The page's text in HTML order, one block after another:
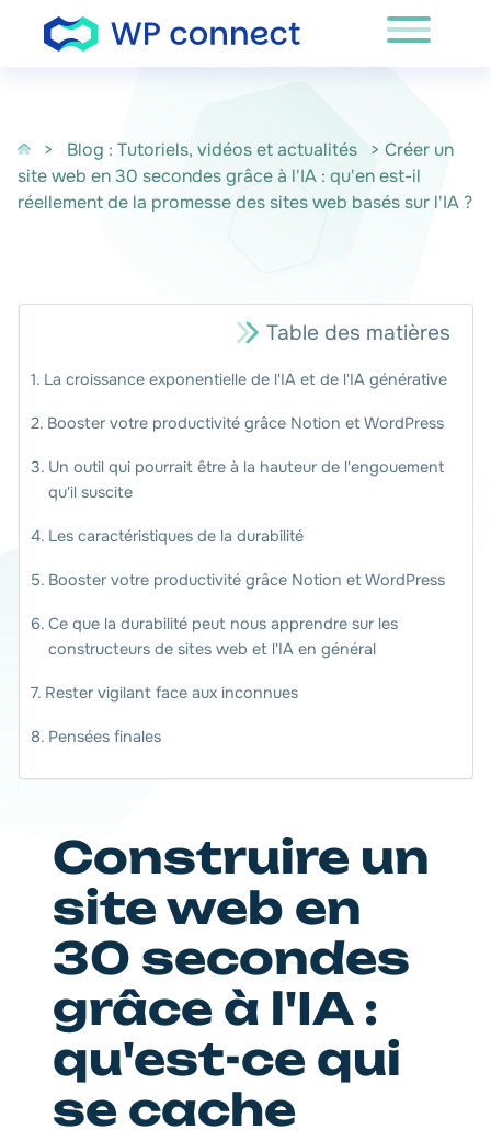
Passer au contenu
> Blog : Tutoriels, vidéos et actualités
> Créer un
site web en 30 secondes grâce à l'IA : qu'en est-il
réellement de la promesse des sites web basés sur l'IA ?
Construire un
site web en
30 secondes
grâce à l'IA :
qu'est-ce qui
se cache
Table des matières
La croissance exponentielle de l'IA et de l'IA générative
Booster votre productivité grâce Notion et WordPress
Un outil qui pourrait être à la hauteur de l'engouement
qu'il suscite
Les caractéristiques de la durabilité
Booster votre productivité grâce Notion et WordPress
Ce que la durabilité peut nous apprendre sur les
constructeurs de sites web et l'IA en général
Rester vigilant face aux inconnues
Pensées finales